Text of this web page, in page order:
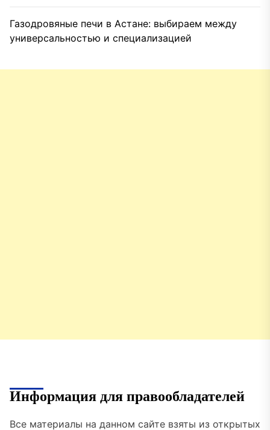
Газодровяные печи в Астане: выбираем между
универсальностью и специализацией
Информация для правообладателей
Все материалы на данном сайте взяты из открытых